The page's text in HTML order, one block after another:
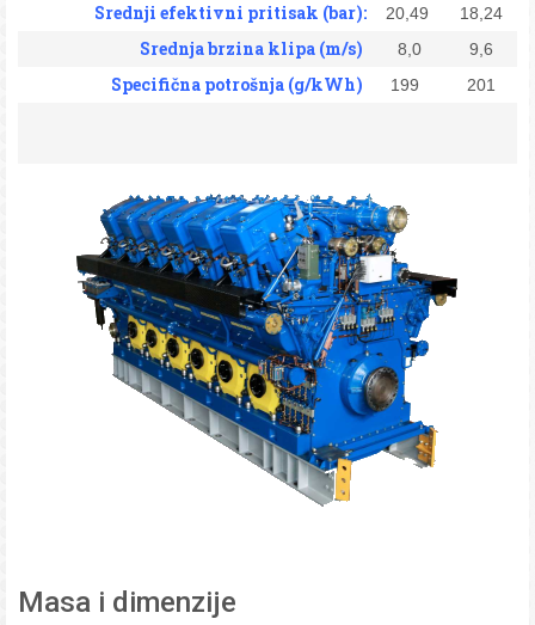
Srednji efektivni pritisak (bar):
20,49 18,24
Srednja brzina klipa (m/s) 8,0 9,6
Specifična potrošnja (g/kWh) 199 201
Masa i dimenzije